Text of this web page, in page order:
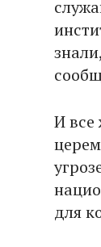
И все
для